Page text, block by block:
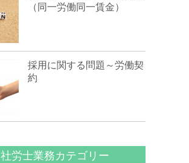
（同一労働同一賃金）
採用に関する問題～労働契
約
社労士業務カテゴリー